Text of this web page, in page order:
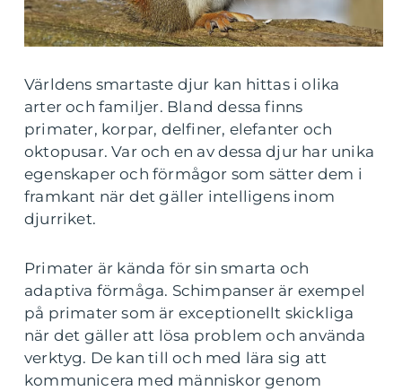
Världens smartaste djur kan hittas i olika
arter och familjer. Bland dessa finns
primater, korpar, delfiner, elefanter och
oktopusar. Var och en av dessa djur har unika
egenskaper och förmågor som sätter dem i
framkant när det gäller intelligens inom
djurriket.
Primater är kända för sin smarta och
adaptiva förmåga. Schimpanser är exempel
på primater som är exceptionellt skickliga
när det gäller att lösa problem och använda
verktyg. De kan till och med lära sig att
kommunicera med människor genom